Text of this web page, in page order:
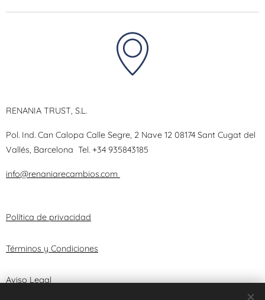
RENANIA TRUST, S.L.
Pol. Ind. Can Calopa Calle Segre, 2 Nave 12 08174 Sant Cugat del
Vallés, Barcelona Tel. +34 935843185
info@renaniarecambios.com
Política de privacidad
Términos y Condiciones
Aviso Legal